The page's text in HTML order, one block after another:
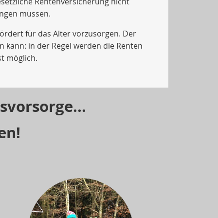
müssen.
für das Alter vorzusorgen. Der
in der Regel werden die Renten
möglich.